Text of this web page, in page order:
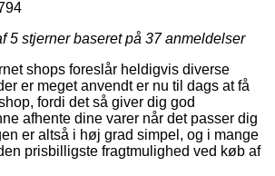
5 stjerner baseret på 37anmeldelser
shops foreslår heldigvis diverse
er meget anvendt er nu til dags at få
fordi det så giver dig god
afhente dine varer når det passer dig
er altså i høj grad simpel, og i mange
prisbilligste fragtmulighed ved køb af